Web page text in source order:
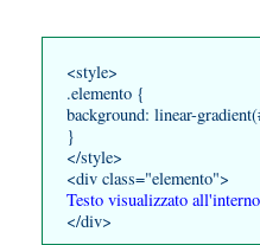
<style>
.elemento {
background: linear-
}
</style>
<div class="elemento">
Testo visualizzato
</div>